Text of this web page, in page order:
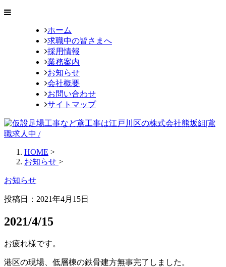
ホーム
求職中の皆さまへ
採用情報
業務案内
お知らせ
会社概要
お問い合わせ
サイトマップ
HOME >
お知らせ >
お知らせ
投稿日： 2021年4月15日
2021/4/15
お疲れ様です。
港区の現場、低層棟の鉄骨建方無事完了しました。